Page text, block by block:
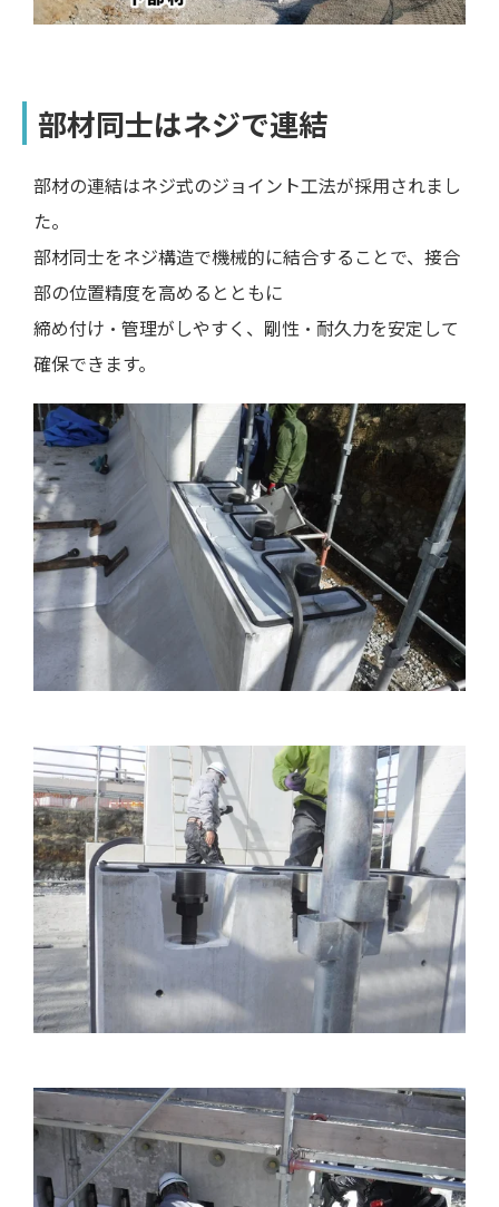
部材同士はネジで連結
部材の連結はネジ式のジョイント工法が採用されまし
た。
部材同士をネジ構造で機械的に結合することで、接合
部の位置精度を高めるとともに
締め付け・管理がしやすく、剛性・耐久力を安定して
確保できます。